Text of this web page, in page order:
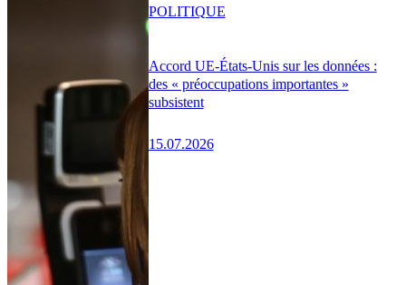
Accord UE-États-Unis sur les données :
des « préoccupations importantes »
subsistent
15.07.2026
POLITIQUE